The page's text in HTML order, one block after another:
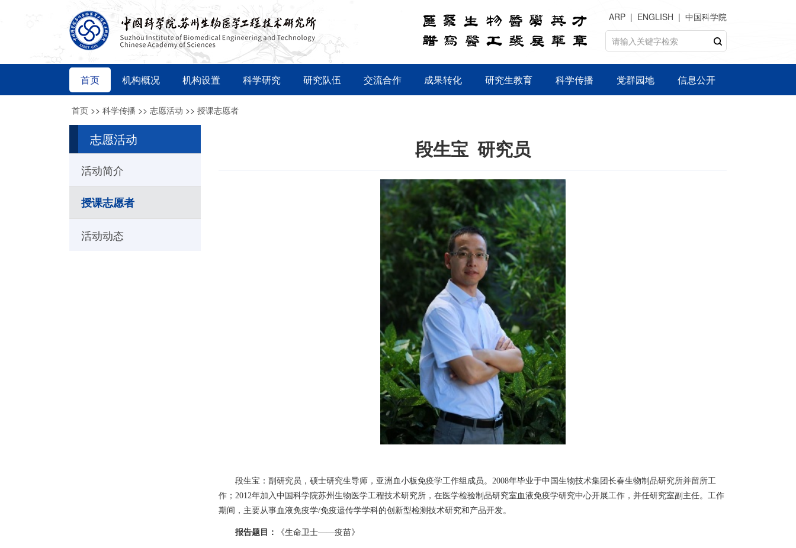
ARP ENGLISH 中国科学院
首页 机构概况 机构设置 科学研究 研究队伍 交流合作 成果转化 研究生教育 科学传播 党群园地 信息公开
首页 >> 科学传播 >> 志愿活动 >> 授课志愿者
志愿活动
活动简介
授课志愿者
活动动态
段生宝 研究员
段生宝：副研究员，硕士研究生导师，亚洲血小板免疫学工作组成员。 2008年毕业于中国生物技术集团长春生物制品研究所并留所工
作； 2012年加入中国科学院苏州生物医学工程技术研究所，在医学检验制品研究室血液免疫学研究中心开展工作，并任研究室副主任。工作
期间，主要从事血液免疫学/免疫遗传学学科的创新型检测技术研究和产品开发。
报告题目： 《生命卫士——疫苗》